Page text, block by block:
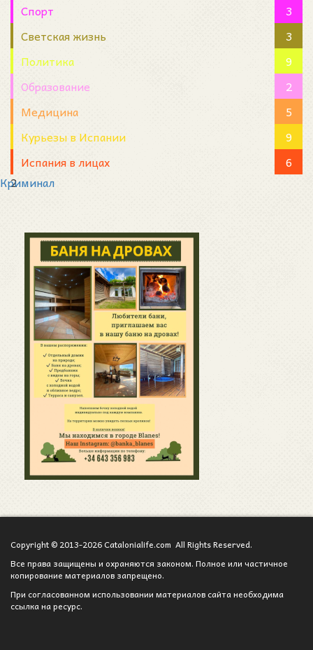
Спорт
3
Светская жизнь
3
Политика
9
Образование
2
Медицина
5
Курьезы в Испании
9
Испания в лицах
6
Криминал
2
Copyright © 2013-2026 Catalonialife.com All Rights Reserved.
Все права защищены и охраняются законом. Полное или частичное
копирование материалов запрещено.
При согласованном использовании материалов сайта необходима
ссылка на ресурс.